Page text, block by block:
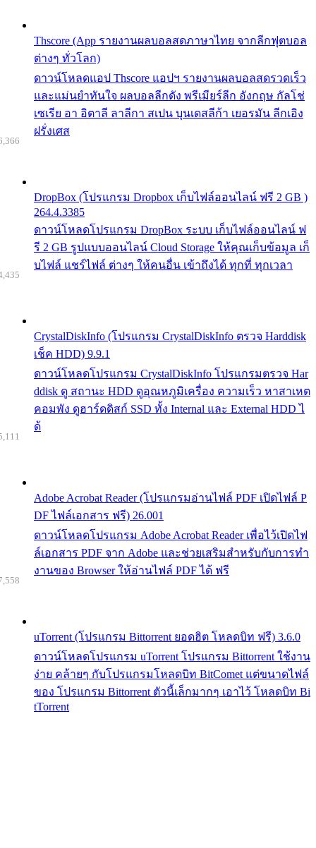
Thscore (App รายงานผลบอลสดภาษาไทย จากลีกฟุตบอล
ต่างๆ ทั่วโลก)
ดาวน์โหลดแอป Thscore แอปฯ รายงานผลบอลสดรวดเร็ว
และแม่นยำทันใจ ผลบอลลีกดัง พรีเมียร์ลีก อังกฤษ กัลโช่
เซเรีย อา อิตาลี ลาลีกา สเปน บุนเดสลีก้า เยอรมัน ลีกเอิง
ฝรั่งเศส
DropBox (โปรแกรม Dropbox เก็บไฟล์ออนไลน์ ฟรี 2 GB )
264.4.3385
ดาวน์โหลดโปรแกรม DropBox ระบบ เก็บไฟล์ออนไลน์ ฟ
รี 2 GB รูปแบบออนไลน์ Cloud Storage ให้คุณเก็บข้อมูล เก็
บไฟล์ แชร์ไฟล์ ต่างๆ ให้คนอื่น เข้าถึงได้ ทุกที่ ทุกเวลา
CrystalDiskInfo (โปรแกรม CrystalDiskInfo ตรวจ Harddisk
เช็ค HDD) 9.9.1
ดาวน์โหลดโปรแกรม CrystalDiskInfo โปรแกรมตรวจ Har
ddisk ดู สถานะ HDD ดูอุณหภูมิเครื่อง ความเร็ว หาสาเหต
คอมพัง ดูฮาร์ดดิสก์ SSD ทั้ง Internal และ External HDD ไ
ด้
Adobe Acrobat Reader (โปรแกรมอ่านไฟล์ PDF เปิดไฟล์ P
DF ไฟล์เอกสาร ฟรี) 26.001
ดาวน์โหลดโปรแกรม Adobe Acrobat Reader เพื่อไว้เปิดไฟ
ล์เอกสาร PDF จาก Adobe และช่วยเสริมสำหรับกับการทำ
งานของ Browser ให้อ่านไฟล์ PDF ได้ ฟรี
uTorrent (โปรแกรม Bittorrent ยอดฮิต โหลดบิท ฟรี) 3.6.0
ดาวน์โหลดโปรแกรม uTorrent โปรแกรม Bittorrent ใช้งาน
ง่าย คล้ายๆ กับโปรแกรมโหลดบิท BitComet แต่ขนาดไฟล์
ของ โปรแกรม Bittorrent ตัวนี้เล็กมากๆ เอาไว้ โหลดบิท Bi
tTorrent